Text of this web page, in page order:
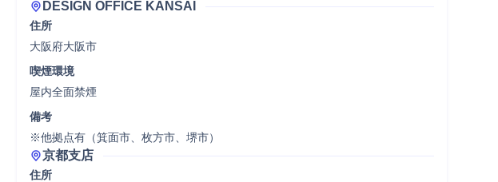
DESIGN OFFICE KANSAI
住所
大阪府大阪市
喫煙環境
屋内全面禁煙
備考
※他拠点有（箕面市、枚方市、堺市）
京都支店
住所